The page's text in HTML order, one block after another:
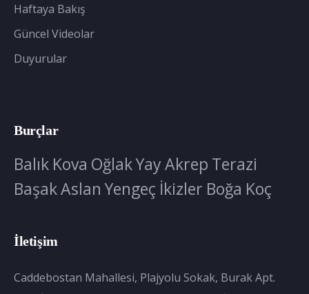
Haftaya Bakış
Güncel Videolar
Duyurular
Burçlar
Balık Kova OğlakYayAkrep Terazi
BaşakAslan Yengeç İkizler Boğa Koç
İletişim
Caddebostan Mahallesi, Plajyolu Sokak, Burak Apt.